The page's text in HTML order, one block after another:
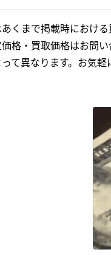
あくまで掲載時におけ
格・買取価格はお問
て異なります。お気軽